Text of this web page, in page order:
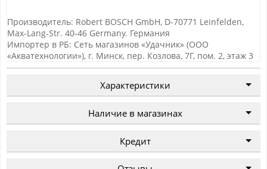
Производитель: Robert BOSCH GmbH, D-70771 Leinfelden,
Max-Lang-Str. 40-46 Germany. Германия
Импортер в РБ: Сеть магазинов «Удачник» (ООО
«Акватехнологии»), г. Минск, пер. Козлова, 7Г, пом. 2, этаж 3
Характеристики
Наличие в магазинах
Кредит